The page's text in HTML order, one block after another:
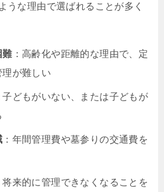
うな理由で選ばれることが多く
難：高齢化や距離的な理由で、定
が難しい
子どもがいない、または子どもが
：年間管理費や墓参りの交通費を
将来的に管理できなくなることを